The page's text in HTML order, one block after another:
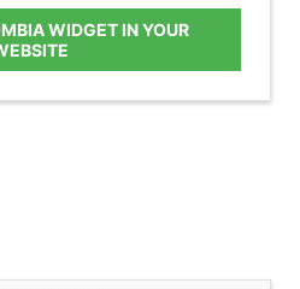
WIDGET IN YOUR